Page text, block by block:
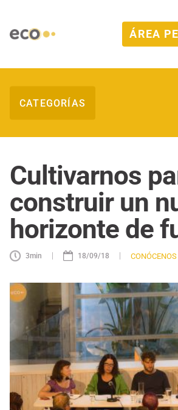
ÁREA
Cultivarnos
construir un
horizonte de
3min | 18/09/18 | CONÓCENOS